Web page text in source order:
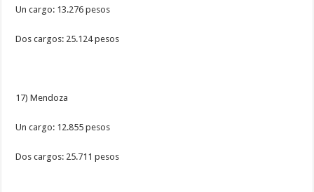
Un cargo: 13.276 pesos
Dos cargos: 25.124 pesos
17) Mendoza
Un cargo: 12.855 pesos
Dos cargos: 25.711 pesos